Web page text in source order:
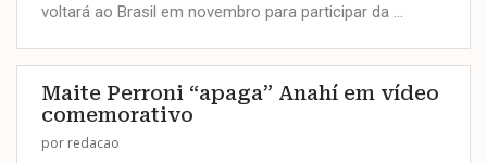
voltará ao Brasil em novembro para participar da …
Maite Perroni “apaga” Anahí em vídeo
comemorativo
por redacao